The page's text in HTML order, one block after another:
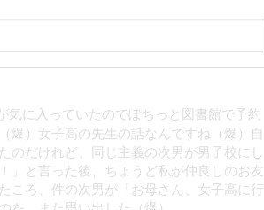
に入っていたのでぽちっと図書館で予約
爆）女子高の先生の話なんですね（爆）自
だけれど、同じ主義の次男が男子校にし
」と言った後、ちょうど私が仲良しのお友
ころ、件の次男が「お母さん、女子高に行